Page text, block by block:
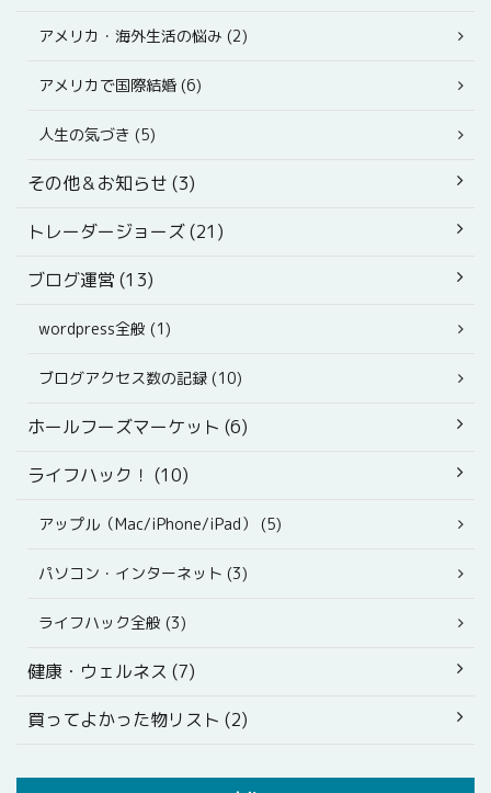
アメリカ・海外生活の悩み (2)
アメリカで国際結婚 (6)
人生の気づき (5)
その他＆お知らせ (3)
トレーダージョーズ (21)
ブログ運営 (13)
wordpress全般 (1)
ブログアクセス数の記録 (10)
ホールフーズマーケット (6)
ライフハック！ (10)
アップル（Mac/iPhone/iPad） (5)
パソコン・インターネット (3)
ライフハック全般 (3)
健康・ウェルネス (7)
買ってよかった物リスト (2)